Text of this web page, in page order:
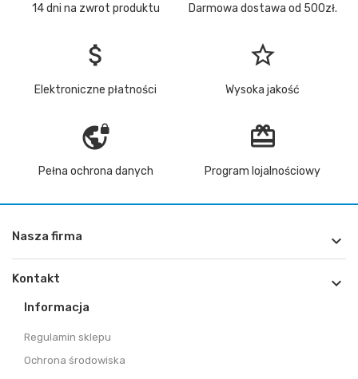
14 dni na zwrot produktu Darmowa dostawa od 500zł.
attach_money
Elektroniczne płatności
star_border
Wysoka jakość
vpn_lock
Pełna ochrona danych
redeem
Program lojalnościowy
Nasza firma 
Kontakt 
Informacja
Regulamin sklepu
Ochrona środowiska